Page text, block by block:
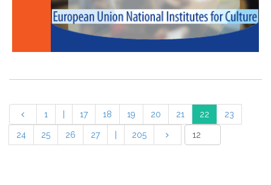
1 17 18 19 20 21 22 23
24 25 26 27 205